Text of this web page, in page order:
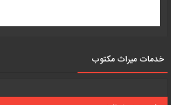
خدمات میراث مکتوب